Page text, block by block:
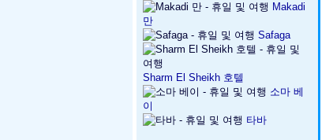
Makadi
만
Safaga
Sharm El Sheikh 호텔
소마 베
이
타바